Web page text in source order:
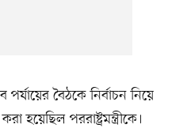
পর্যায়ের বৈঠকে নির্বাচন নিয়ে
হয়েছিল পররাষ্ট্রমন্ত্রীকে।